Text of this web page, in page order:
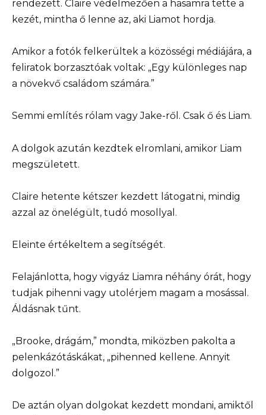
rendezett. Claire védelmezően a hasamra tette a
kezét, mintha ő lenne az, aki Liamot hordja.
Amikor a fotók felkerültek a közösségi médiájára, a
feliratok borzasztóak voltak: „Egy különleges nap
a növekvő családom számára.”
Semmi említés rólam vagy Jake-ről. Csak ő és Liam.
A dolgok azután kezdtek elromlani, amikor Liam
megszületett.
Claire hetente kétszer kezdett látogatni, mindig
azzal az önelégült, tudó mosollyal.
Eleinte értékeltem a segítségét.
Felajánlotta, hogy vigyáz Liamra néhány órát, hogy
tudjak pihenni vagy utolérjem magam a mosással.
Áldásnak tűnt.
„Brooke, drágám,” mondta, miközben pakolta a
pelenkázótáskákat, „pihenned kellene. Annyit
dolgozol.”
De aztán olyan dolgokat kezdett mondani, amiktől